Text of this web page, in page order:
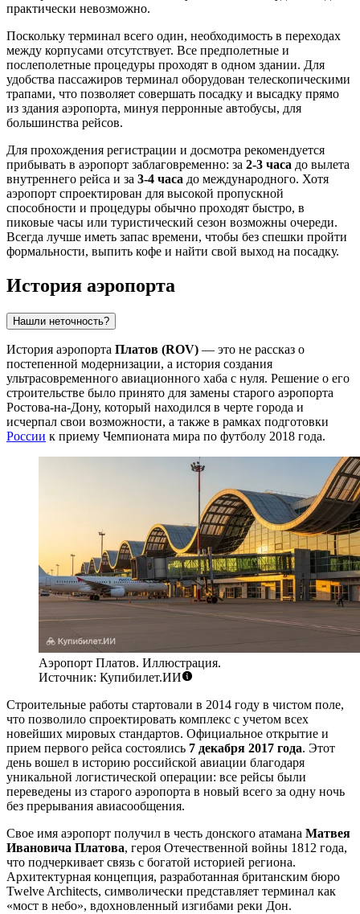
практически невозможно.
Поскольку терминал всего один, необходимость в переходах
между корпусами отсутствует. Все предполетные и
послеполетные процедуры проходят в одном здании. Для
удобства пассажиров терминал оборудован телескопическими
трапами, что позволяет совершать посадку и высадку прямо
из здания аэропорта, минуя перронные автобусы, для
большинства рейсов.
Для прохождения регистрации и досмотра рекомендуется
прибывать в аэропорт заблаговременно: за 2-3 часа до вылета
внутреннего рейса и за 3-4 часа до международного. Хотя
аэропорт спроектирован для высокой пропускной
способности и процедуры обычно проходят быстро, в
пиковые часы или туристический сезон возможны очереди.
Всегда лучше иметь запас времени, чтобы без спешки пройти
формальности, выпить кофе и найти свой выход на посадку.
История аэропорта
Нашли неточность?
История аэропорта Платов (ROV) — это не рассказ о
постепенной модернизации, а история создания
ультрасовременного авиационного хаба с нуля. Решение о его
строительстве было принято для замены старого аэропорта
Ростова-на-Дону, который находился в черте города и
исчерпал свои возможности, а также в рамках подготовки
России к приему Чемпионата мира по футболу 2018 года.
Аэропорт Платов. Иллюстрация.
Источник: Купибилет.ИИ
Строительные работы стартовали в 2014 году в чистом поле,
что позволило спроектировать комплекс с учетом всех
новейших мировых стандартов. Официальное открытие и
прием первого рейса состоялись 7 декабря 2017 года. Этот
день вошел в историю российской авиации благодаря
уникальной логистической операции: все рейсы были
переведены из старого аэропорта в новый всего за одну ночь
без прерывания авиасообщения.
Свое имя аэропорт получил в честь донского атамана Матвея
Ивановича Платова, героя Отечественной войны 1812 года,
что подчеркивает связь с богатой историей региона.
Архитектурная концепция, разработанная британским бюро
Twelve Architects, символически представляет терминал как
«мост в небо», вдохновленный изгибами реки Дон.